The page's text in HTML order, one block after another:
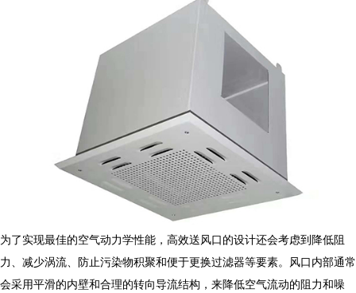
为了实现最佳的空气动力学性能，高效送风口的设计还会考虑到降低阻
力、减少涡流、防止污染物积聚和便于更换过滤器等要素。风口内部通常
会采用平滑的内壁和合理的转向导流结构，来降低空气流动的阻力和噪